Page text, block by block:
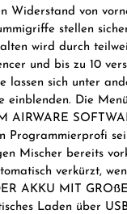
von
stellen
wird durch
und bis zu 10
lassen sich unter
Die
Mischer bereits
verkürzt,
AKKU MIT
Laden über